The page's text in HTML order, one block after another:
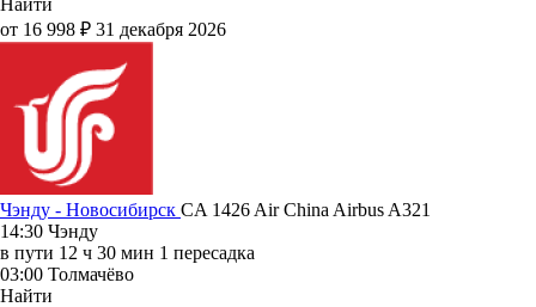
от 16 998 ₽ 31 декабря 2026
Чэнду - Новосибирск CA 1426 Air China Airbus A321
14:30 Чэнду
в пути 12 ч 30 мин 1 пересадка
03:00 Толмачёво
Найти